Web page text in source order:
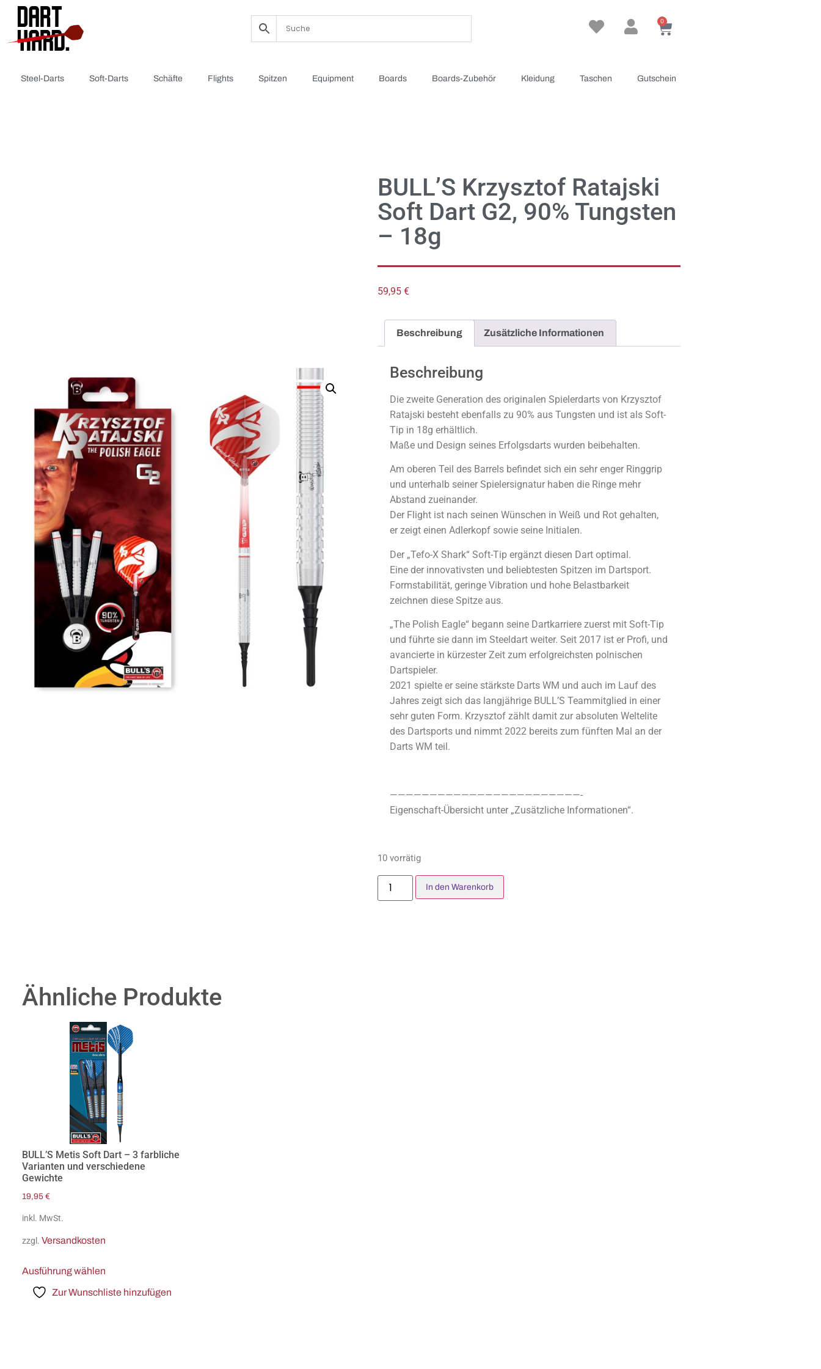
0
Steel-Darts Soft-Darts Schäfte Flights Spitzen Equipment Boards Boards-Zubehör Kleidung Taschen Gutschein
BULL’S Krzysztof Ratajski
Soft Dart G2, 90% Tungsten
– 18g
59,95 €
Beschreibung Zusätzliche Informationen
Beschreibung
Die zweite Generation des originalen Spielerdarts von Krzysztof
Ratajski besteht ebenfalls zu 90% aus Tungsten und ist als Soft-
Tip in 18g erhältlich.
Maße und Design seines Erfolgsdarts wurden beibehalten.
Am oberen Teil des Barrels befindet sich ein sehr enger Ringgrip
und unterhalb seiner Spielersignatur haben die Ringe mehr
Abstand zueinander.
Der Flight ist nach seinen Wünschen in Weiß und Rot gehalten,
er zeigt einen Adlerkopf sowie seine Initialen.
Der „Tefo-X Shark“ Soft-Tip ergänzt diesen Dart optimal.
Eine der innovativsten und beliebtesten Spitzen im Dartsport.
Formstabilität, geringe Vibration und hohe Belastbarkeit
zeichnen diese Spitze aus.
„The Polish Eagle“ begann seine Dartkarriere zuerst mit Soft-Tip
und führte sie dann im Steeldart weiter. Seit 2017 ist er Profi, und
avancierte in kürzester Zeit zum erfolgreichsten polnischen
Dartspieler.
2021 spielte er seine stärkste Darts WM und auch im Lauf des
Jahres zeigt sich das langjährige BULL’S Teammitglied in einer
sehr guten Form. Krzysztof zählt damit zur absoluten Weltelite
des Dartsports und nimmt 2022 bereits zum fünften Mal an der
Darts WM teil.
————————————————————————-
Eigenschaft-Übersicht unter „Zusätzliche Informationen“.
10 vorrätig
In den Warenkorb
Ähnliche Produkte
BULL’S Metis Soft Dart – 3 farbliche
Varianten und verschiedene
Gewichte
19,95 €
inkl. MwSt.
zzgl. Versandkosten
Ausführung wählen
Zur Wunschliste hinzufügen